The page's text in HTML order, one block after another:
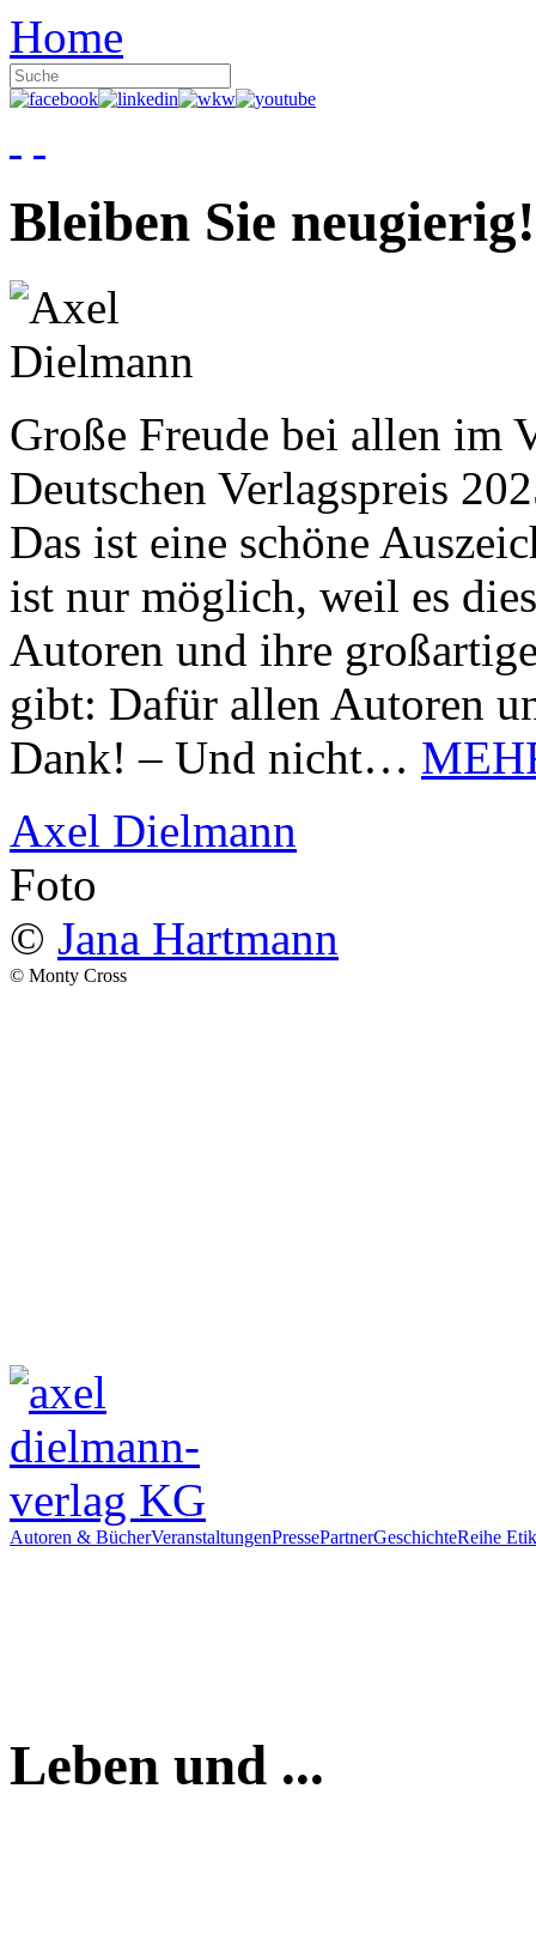
Home
Bleiben Sie neugierig!
Große Freude bei allen im
Deutschen Verlagspreis
Das ist eine schöne
ist nur möglich, weil es
Autoren und ihre
gibt: Dafür allen Autoren
Dank! – Und nicht…
Axel Dielmann
Foto
© Jana Hartmann
© Monty Cross
Autoren & BücherVeranstaltungenPressePartnerGeschichteReihe
Leben und ...